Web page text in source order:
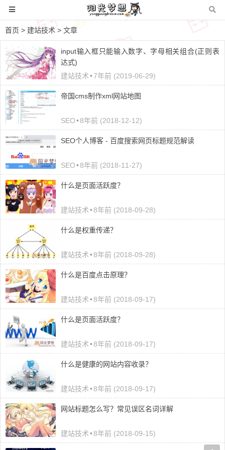
首页 > 建站技术 > 文章
input输入框只能输入数字、字母相关组合(正则表
达式)
建站技术•7年前 (2019-06-29)
帝国cms制作xml网站地图
SEO•8年前 (2018-12-12)
SEO个人博客 - 百度搜索网页标题规范解读
SEO•8年前 (2018-11-27)
什么是页面活跃度？
建站技术•8年前 (2018-09-28)
什么是权重传递？
建站技术•8年前 (2018-09-28)
什么是百度点击原理？
建站技术•8年前 (2018-09-17)
什么是页面活跃度？
建站技术•8年前 (2018-09-17)
什么是健康的网站内容收录？
建站技术•8年前 (2018-09-17)
网站标题怎么写？常见误区名词详解
建站技术•8年前 (2018-09-15)